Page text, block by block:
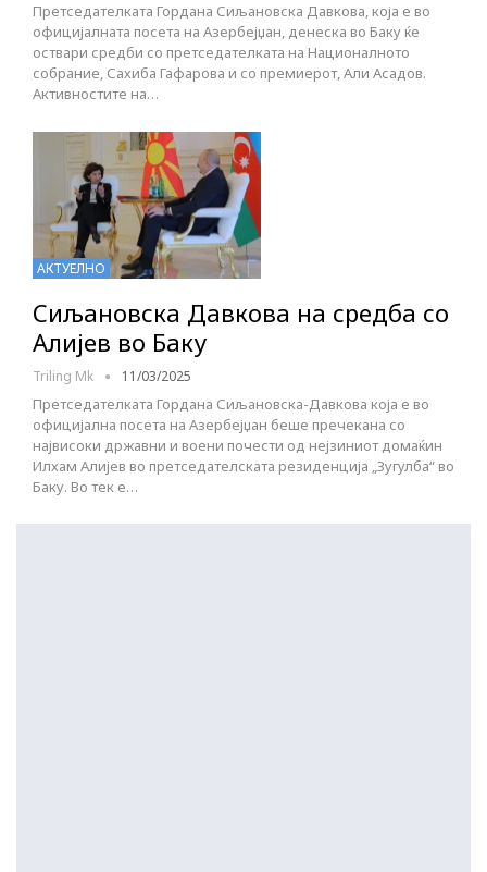
Претседателката Гордана Сиљановска Давкова, која е во
официјалната посета на Азербејџан, денеска во Баку ќе
оствари средби со претседателката на Националното
собрание, Сахиба Гафарова и со премиерот, Али Асадов.
Активностите на…
АКТУЕЛНО
Сиљановска Давкова на средба со
Алијев во Баку
Triling Mk 11/03/2025
Претседателката Гордана Сиљановска-Давкова која е во
официјална посета на Азербејџан беше пречекана со
највисоки државни и воени почести од нејзиниот домаќин
Илхам Алијев во претседателската резиденција „Зугулба“ во
Баку. Во тек е…